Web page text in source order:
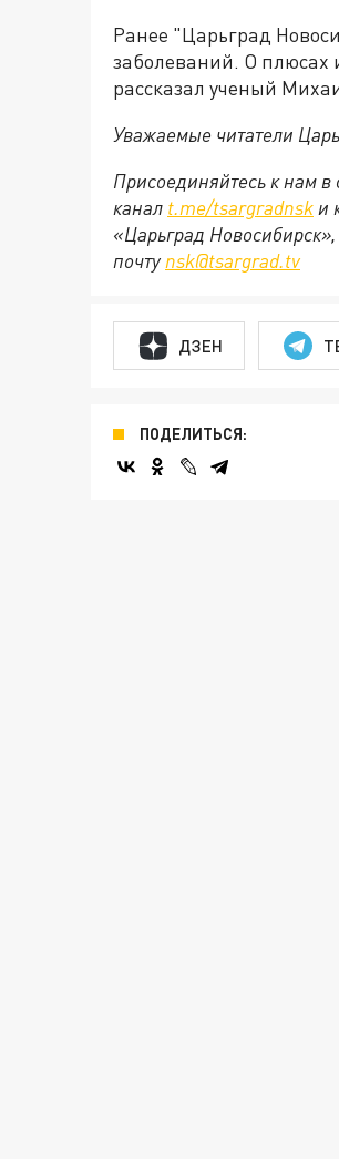
Ранее "Царьград
заболеваний. О
рассказал ученый
Уважаемые читатели
Присоединяйтесь к нам в
канал t.me/tsargradnsk и
«Царьград
почту nsk@tsargrad.tv
ДЗЕН
ПОДЕЛИТЬСЯ: